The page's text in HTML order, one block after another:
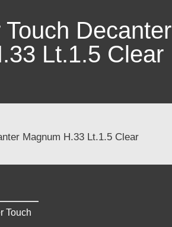
Decanter
Lt.1.5 Clear
Magnum H.33 Lt.1.5 Clear
Touch